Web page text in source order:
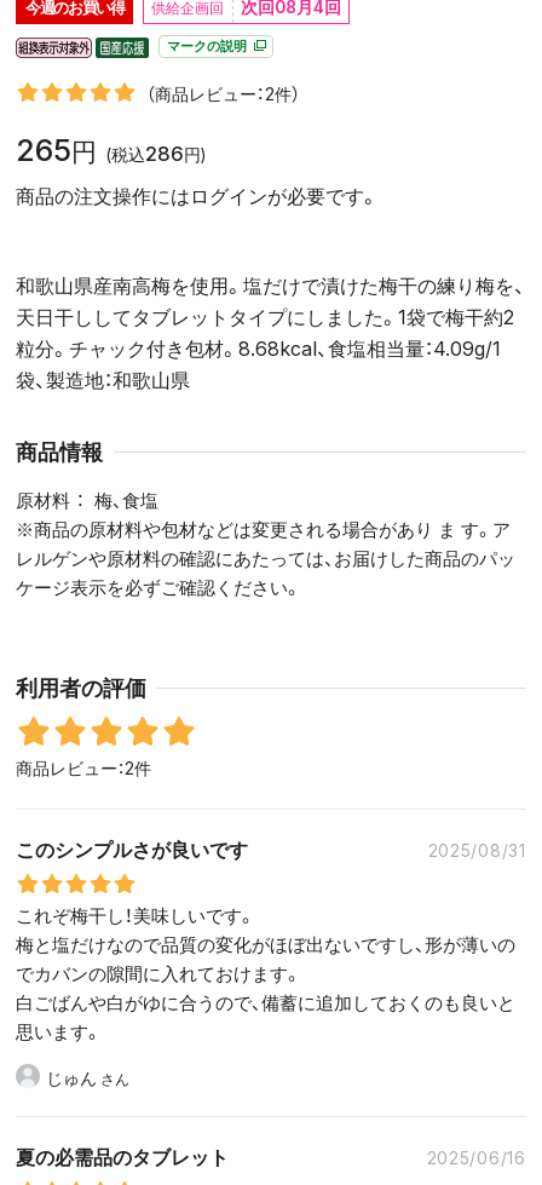
今週のお買い得 次回08月4回
マークの説明
（商品レビュー：2件）
265円 (税込286円)
商品の注文操作にはログインが必要です。
和歌山県産南高梅を使用。塩だけで漬けた梅干の練り梅を、
天日干ししてタブレットタイプにしました。1袋で梅干約2
粒分。チャック付き包材。8.68kcal、食塩相当量：4.09g/1
袋、製造地：和歌山県
商品情報
原材料
梅、食塩
※商品の原材料や包材などは変更される場合があり ま す。ア
レルゲンや原材料の確認にあたっては、お届けした商品のパッ
ケージ表示を必ずご確認ください。
利用者の評価
商品レビュー：2件
このシンプルさが良いです 2025/08/31
これぞ梅干し！美味しいです。
梅と塩だけなので品質の変化がほぼ出ないですし、形が薄いの
でカバンの隙間に入れておけます。
白ごばんや白がゆに合うので、備蓄に追加しておくのも良いと
思います。
じゅん
夏の必需品のタブレット 2025/06/16